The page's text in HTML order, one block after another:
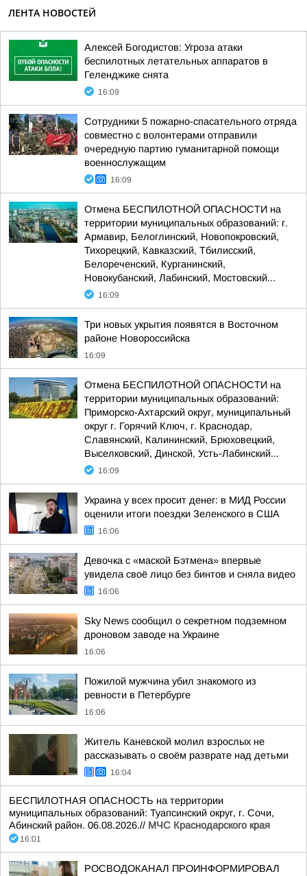
ЛЕНТА НОВОСТЕЙ
Алексей Богодистов: Угроза атаки
беспилотных летательных аппаратов в
Геленджике снята
16:09
Сотрудники 5 пожарно-спасательного отряда
совместно с волонтерами отправили
очередную партию гуманитарной помощи
военнослужащим
16:09
Отмена БЕСПИЛОТНОЙ ОПАСНОСТИ на
территории муниципальных образований: г.
Армавир, Белоглинский, Новопокровский,
Тихорецкий, Кавказский, Тбилисский,
Белореченский, Курганинский,
Новокубанский, Лабинский, Мостовский...
16:09
Три новых укрытия появятся в Восточном
районе Новороссийска
16:09
Отмена БЕСПИЛОТНОЙ ОПАСНОСТИ на
территории муниципальных образований:
Приморско-Ахтарский округ, муниципальный
округ г. Горячий Ключ, г. Краснодар,
Славянский, Калининский, Брюховецкий,
Выселковский, Динской, Усть-Лабинский...
16:09
Украина у всех просит денег: в МИД России
оценили итоги поездки Зеленского в США
16:06
Девочка с «маской Бэтмена» впервые
увидела своё лицо без бинтов и сняла видео
16:06
Sky News сообщил о секретном подземном
дроновом заводе на Украине
16:06
Пожилой мужчина убил знакомого из
ревности в Петербурге
16:06
Житель Каневской молил взрослых не
рассказывать о своём разврате над детьми
16:04
БЕСПИЛОТНАЯ ОПАСНОСТЬ на территории
муниципальных образований: Туапсинский округ, г. Сочи,
Абинский район. 06.08.2026.// МЧС Краснодарского края
16:01
РОСВОДОКАНАЛ ПРОИНФОРМИРОВАЛ